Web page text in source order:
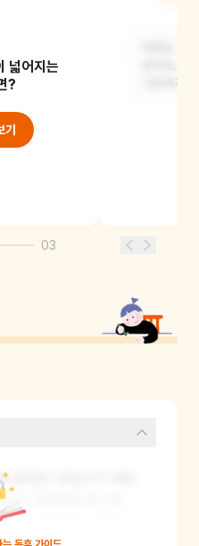
니까,
는
넓어지는
?
시원해지
03
말하면, 양육자가 책에
한 해결책을 제시해
꿔서 양육자가 고민을